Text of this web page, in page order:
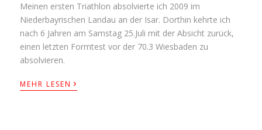
Meinen ersten Triathlon absolvierte ich 2009 im
Niederbayrischen Landau an der Isar. Dorthin kehrte ich
nach 6 Jahren am Samstag 25.Juli mit der Absicht zurück,
einen letzten Formtest vor der 70.3 Wiesbaden zu
absolvieren.
MEHR LESEN ›